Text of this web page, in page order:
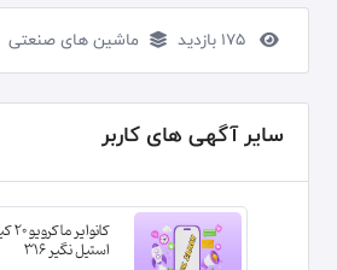
ماشین های صنعتی
سایر آگهی های کاربر
استیل نگیر 316